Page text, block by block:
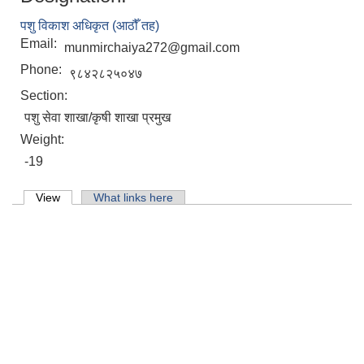
पशु विकाश अधिकृत (आठौँ तह)
Email:
munmirchaiya272@gmail.com
Phone:
९८४२८२५०४७
Section:
पशु सेवा शाखा/कृषी शाखा प्रमुख
Weight:
-19
Primary tabs
View (active tab)What links here